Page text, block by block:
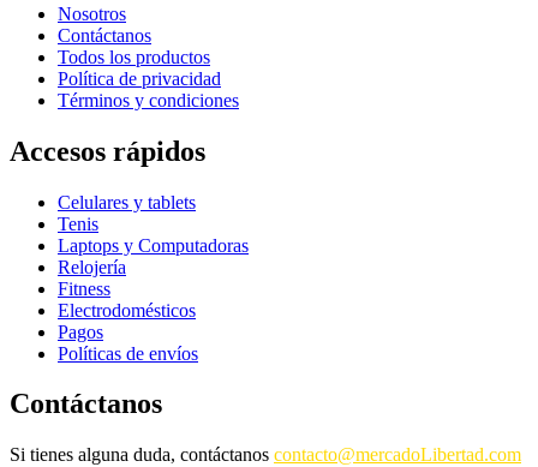
Nosotros
Contáctanos
Todos los productos
Política de privacidad
Términos y condiciones
Accesos rápidos
Celulares y tablets
Tenis
Laptops y Computadoras
Relojería
Fitness
Electrodomésticos
Pagos
Políticas de envíos
Contáctanos
Si tienes alguna duda, contáctanos contacto@mercadoLibertad.com